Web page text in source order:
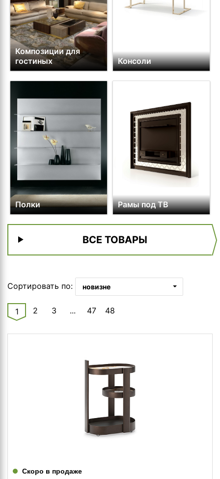
Композиции для
гостиных
Консоли
Полки Рамы под ТВ
ВСЕ ТОВАРЫ
Сортировать по: новизне
1 2 3 ... 47 48
Скоро в продаже